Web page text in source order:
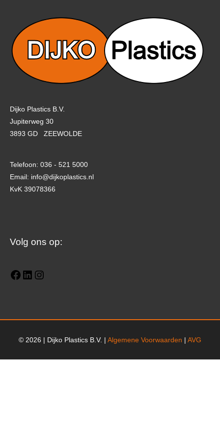
Dijko Plastics B.V.
Jupiterweg 30
3893 GD ZEEWOLDE
Telefoon: 036 - 521 5000
Email: info@dijkoplastics.nl
KvK 39078366
Volg ons op:
Facebook
LinkedIn
Instagram
© 2026 | Dijko Plastics B.V. | Algemene Voorwaarden | AVG